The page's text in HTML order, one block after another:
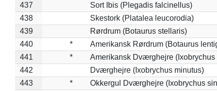
437
Sort Ibis (Plegadis falcinellus)
438
Skestork (Platalea leucorodia)
439
Rørdrum (Botaurus stellaris)
440
*
Amerikansk Rørdrum (Botaurus
441
*
Amerikansk Dværghejre (Ixobrychus
442
Dværghejre (Ixobrychus minutus)
443
*
Okkergul Dværghejre (Ixobrychus